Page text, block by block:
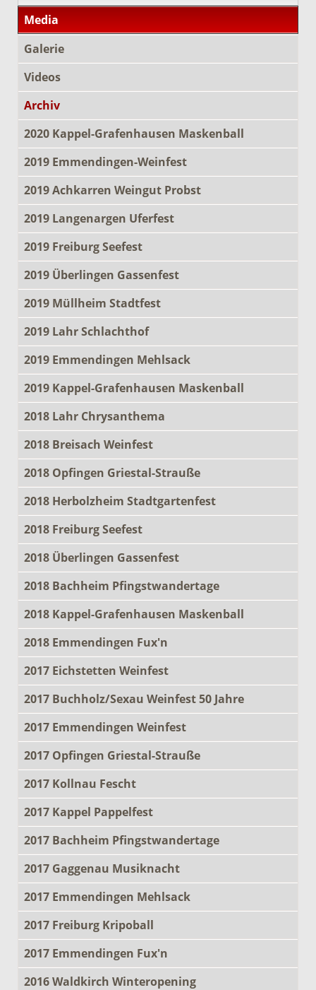
Media
Galerie
Videos
Archiv
2020 Kappel-Grafenhausen Maskenball
2019 Emmendingen-Weinfest
2019 Achkarren Weingut Probst
2019 Langenargen Uferfest
2019 Freiburg Seefest
2019 Überlingen Gassenfest
2019 Müllheim Stadtfest
2019 Lahr Schlachthof
2019 Emmendingen Mehlsack
2019 Kappel-Grafenhausen Maskenball
2018 Lahr Chrysanthema
2018 Breisach Weinfest
2018 Opfingen Griestal-Strauße
2018 Herbolzheim Stadtgartenfest
2018 Freiburg Seefest
2018 Überlingen Gassenfest
2018 Bachheim Pfingstwandertage
2018 Kappel-Grafenhausen Maskenball
2018 Emmendingen Fux'n
2017 Eichstetten Weinfest
2017 Buchholz/Sexau Weinfest 50 Jahre
2017 Emmendingen Weinfest
2017 Opfingen Griestal-Strauße
2017 Kollnau Fescht
2017 Kappel Pappelfest
2017 Bachheim Pfingstwandertage
2017 Gaggenau Musiknacht
2017 Emmendingen Mehlsack
2017 Freiburg Kripoball
2017 Emmendingen Fux'n
2016 Waldkirch Winteropening